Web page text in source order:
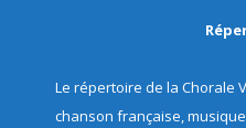
Le répertoire de la Chorale
chanson française,